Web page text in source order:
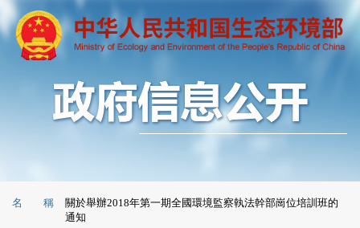
名 稱
關於舉辦2018年第一期全國環境監察執法幹部崗位培訓班的
通知